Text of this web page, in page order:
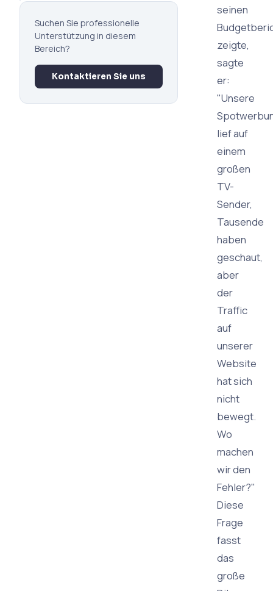
Suchen Sie professionelle
Unterstützung in diesem
Bereich?
Kontaktieren Sie uns
seinen
zeigte,
sagte
er:
"Unsere
lief auf
einem
großen
TV-
Sender,
Tausende
haben
geschaut,
aber
der
Traffic
auf
unserer
Website
hat sich
nicht
bewegt.
Wo
machen
wir den
Fehler?"
Diese
Frage
fasst
das
große